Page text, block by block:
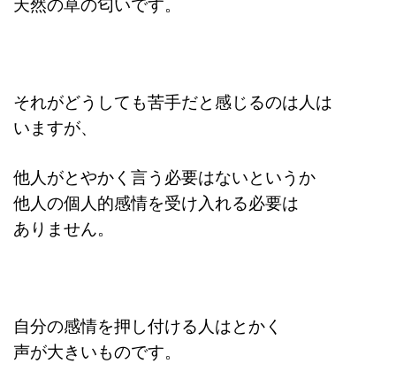
それがどうしても苦手だと感じるのは人は
いますが、
他人がとやかく言う必要はないというか
他人の個人的感情を受け入れる必要は
ありません。
自分の感情を押し付ける人はとかく
声が大きいものです。